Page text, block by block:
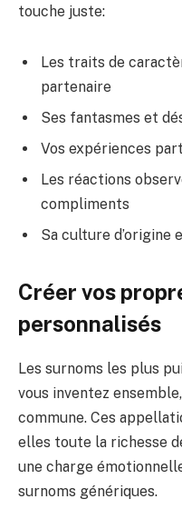
touche juste:
Les traits de
partenaire
Ses fantasmes et
Vos expériences
Les réactions
compliments
Sa culture d’origine
Créer vos
personnalisés
Les surnoms les plus
vous inventez
commune. Ces
elles toute la richesse
une charge
surnoms génériques.